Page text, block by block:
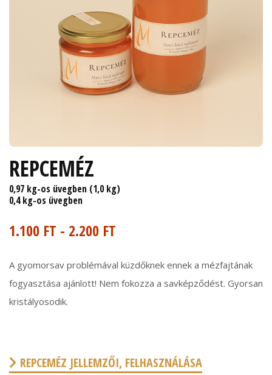
REPCEMÉZ
0,97 kg-os üvegben (1,0 kg)
0,4 kg-os üvegben
1.100 FT - 2.200 FT
A gyomorsav problémával küzdőknek ennek a mézfajtának
fogyasztása ajánlott! Nem fokozza a savképződést. Gyorsan
kristályosodik.
REPCEMÉZ JELLEMZŐI, FELHASZNÁLÁSA